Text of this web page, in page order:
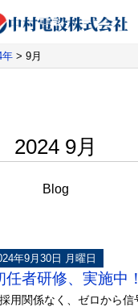
年> 9月
2024 9月
Blog
年9月30日 月曜日
任者研修、実施
用関係なく、ゼロから信